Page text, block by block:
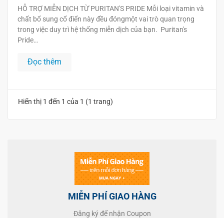
HỖ TRỢ MIỄN DỊCH TỪ PURITAN'S PRIDE Mỗi loại vitamin và
chất bổ sung cổ điển này đều đóngmột vai trò quan trọng
trong việc duy trì hệ thống miễn dịch của bạn. Puritan's
Pride…
Đọc thêm
Hiển thị 1 đến 1 của 1 (1 trang)
MIỄN PHÍ GIAO HÀNG
Đăng ký để nhận Coupon